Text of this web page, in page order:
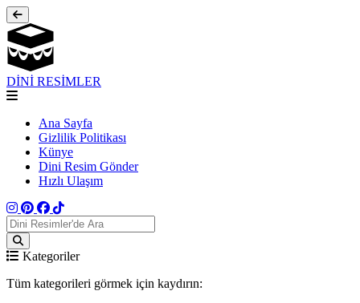
DİNİ RESİMLER
Ana Sayfa
Gizlilik Politikası
Künye
Dini Resim Gönder
Hızlı Ulaşım
Kategoriler
Tüm kategorileri görmek için kaydırın: